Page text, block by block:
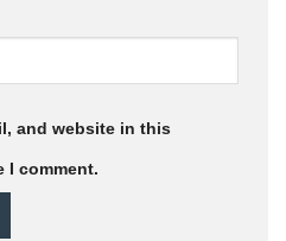
and website in this
I comment.